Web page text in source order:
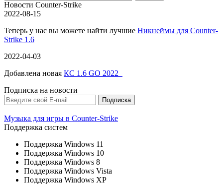
Новости Counter-Strike
2022-08-15
Теперь у нас вы можете найти лучшие Никнеймы для Counter-
Strike 1.6
2022-04-03
Добавлена новая КС 1.6 GO 2022
Подписка на новости
Музыка для игры в Counter-Strike
Поддержка систем
Поддержка Windows 11
Поддержка Windows 10
Поддержка Windows 8
Поддержка Windows Vista
Поддержка Windows XP